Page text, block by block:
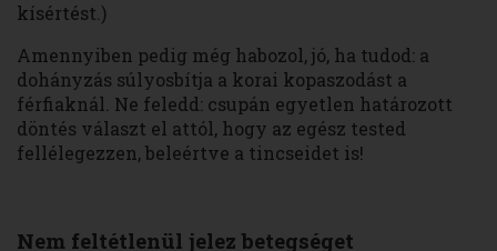
kísértést.)
Amennyiben pedig még habozol, jó, ha tudod: a
dohányzás súlyosbítja a korai kopaszodást a
férfiaknál. Ne feledd: csupán egyetlen határozott
döntés választ el attól, hogy az egész tested
fellélegezzen, beleértve a tincseidet is!
Nem feltétlenül jelez betegséget